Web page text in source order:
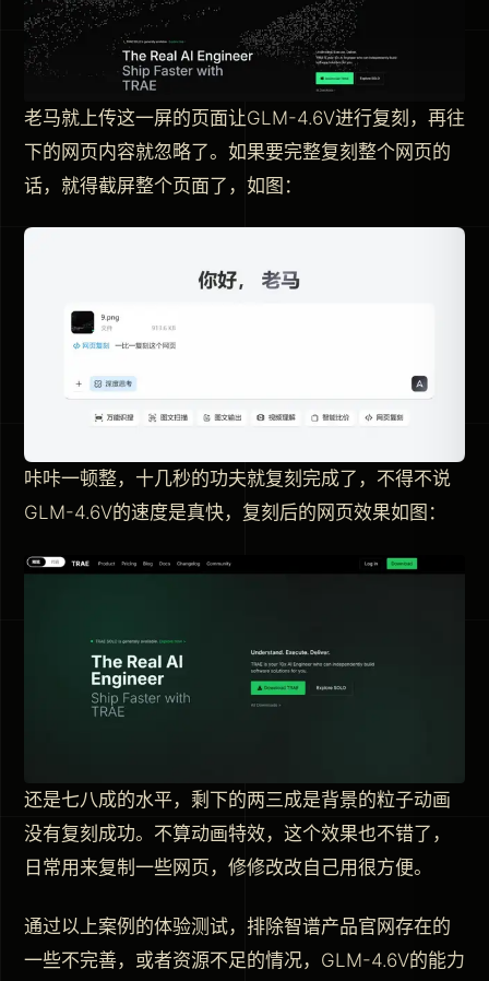
老马就上传这一屏的页面让GLM-4.6V进行复刻，再往
下的网页内容就忽略了。如果要完整复刻整个网页的
话，就得截屏整个页面了，如图：
咔咔一顿整，十几秒的功夫就复刻完成了，不得不说
GLM-4.6V的速度是真快，复刻后的网页效果如图：
还是七八成的水平，剩下的两三成是背景的粒子动画
没有复刻成功。不算动画特效，这个效果也不错了，
日常用来复制一些网页，修修改改自己用很方便。
通过以上案例的体验测试，排除智谱产品官网存在的
一些不完善，或者资源不足的情况，GLM-4.6V的能力